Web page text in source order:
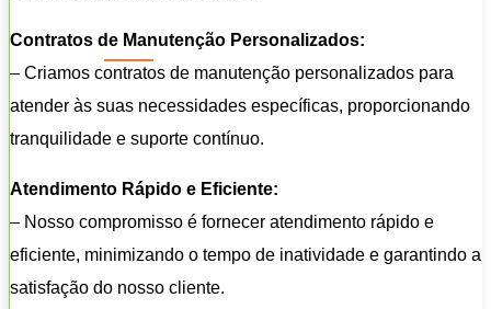
Contratos de Manutenção Personalizados:
– Criamos contratos de manutenção personalizados para
atender às suas necessidades específicas, proporcionando
tranquilidade e suporte contínuo.
Atendimento Rápido e Eficiente:
– Nosso compromisso é fornecer atendimento rápido e
eficiente, minimizando o tempo de inatividade e garantindo a
satisfação do nosso cliente.